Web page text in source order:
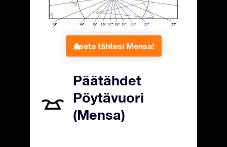
Aseta tähtesi Mensa!
Päätähdet
Pöytävuori
(Mensa)